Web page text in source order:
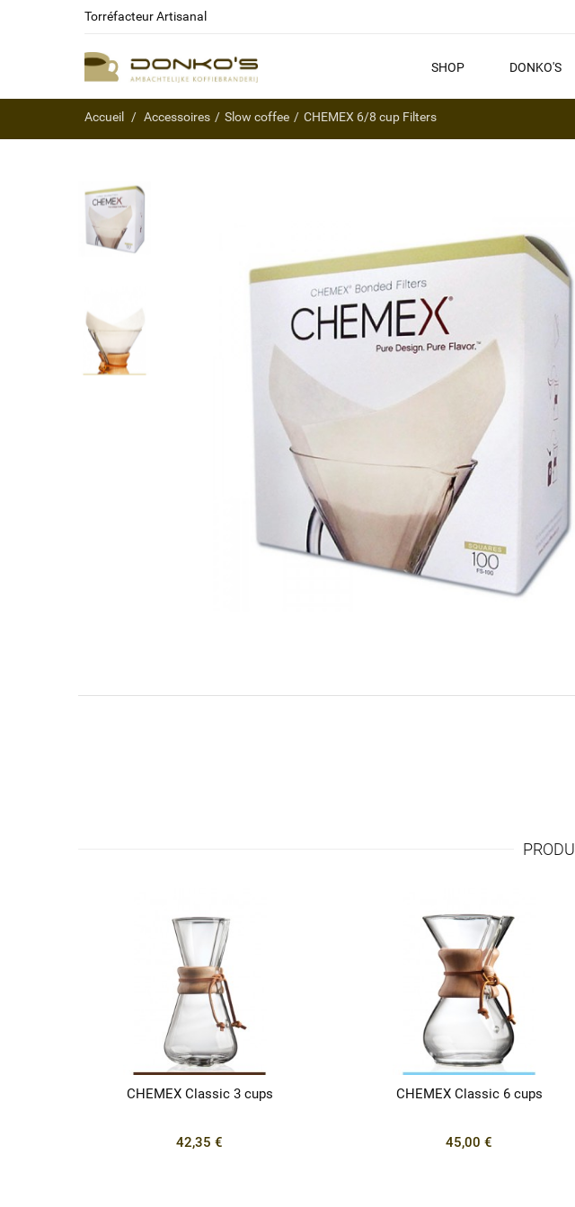
Torréfacteur Artisanal
SHOP DONKO'S
Accueil Accessoires Slow coffee CHEMEX 6/8 cup Filters
CHEMEX Classic 3 cups
42,35 €
CHEMEX Classic 6 cups
45,00 €